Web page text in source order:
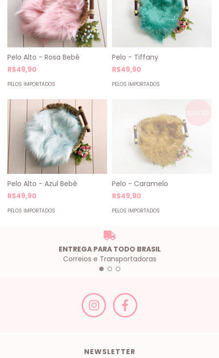
Pelo Alto - Rosa Bebê
R$49,90
PELOS IMPORTADOS
Pelo - Tiffany
R$49,90
PELOS IMPORTADOS
Pelo Alto - Azul Bebê
R$49,90
PELOS IMPORTADOS
ESGOTADO
Pelo - Caramelo
R$49,90
PELOS IMPORTADOS
ENTREGA PARA TODO BRASIL
Correios e Transportadoras
NEWSLETTER